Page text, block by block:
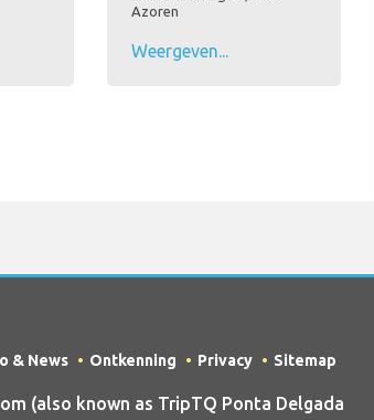
Azoren
Weergeven...
& News Ontkenning Privacy Sitemap
(also known as TripTQ Ponta Delgada